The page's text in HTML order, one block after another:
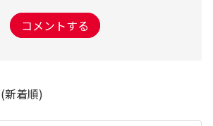
コメントする
(新着順)